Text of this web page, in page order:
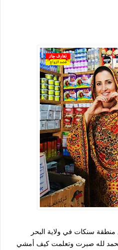
سنكات في ولاية البحر
أرملة والحمد لله صبرت وتعلمت كيف أمشي